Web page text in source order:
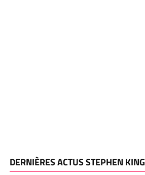
DERNIÈRES ACTUS STEPHEN KING